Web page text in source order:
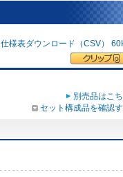
仕様表ダウンロード（CSV）
別売品はこ
セット構成品を確認